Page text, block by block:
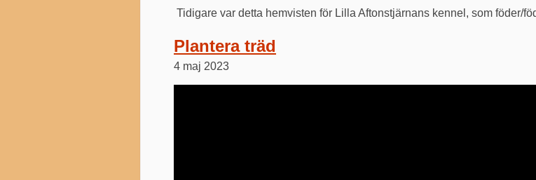
Tidigare var detta hemvisten för Lilla Aftonstjärnans kennel, som föder/
Plantera träd
4 maj 2023